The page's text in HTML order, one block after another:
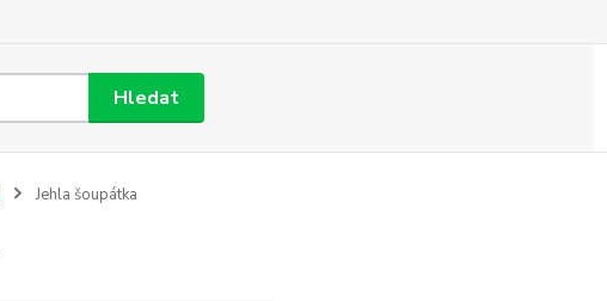
Hledat
Jehla šoupátka